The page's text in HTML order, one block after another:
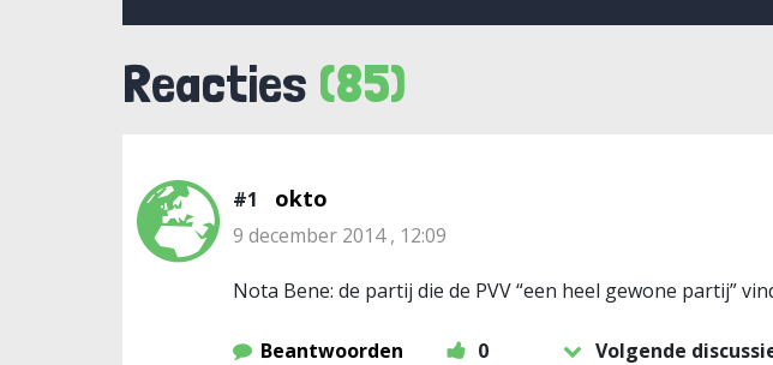
Reacties (85)
#1 okto
9 december 2014 , 12:09
Nota Bene: de partij die de PVV “een heel gewone partij”
Beantwoorden 0 Volgende